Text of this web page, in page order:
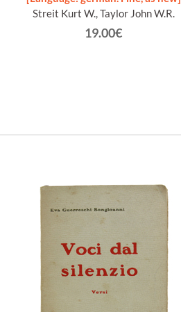
Streit Kurt W., Taylor John W.R.
19.00€